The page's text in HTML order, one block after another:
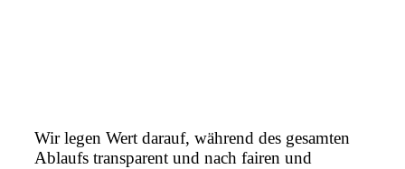
Wir legen Wert darauf, während des gesamten
Ablaufs transparent und nach fairen und